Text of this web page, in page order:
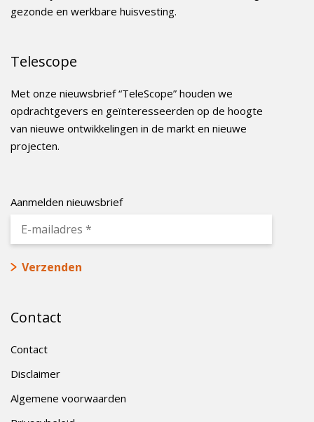
gezonde en werkbare huisvesting.
Telescope
Met onze nieuwsbrief “TeleScope” houden we
opdrachtgevers en geïnteresseerden op de hoogte
van nieuwe ontwikkelingen in de markt en nieuwe
projecten.
Aanmelden nieuwsbrief
Contact
Contact
Disclaimer
Algemene voorwaarden